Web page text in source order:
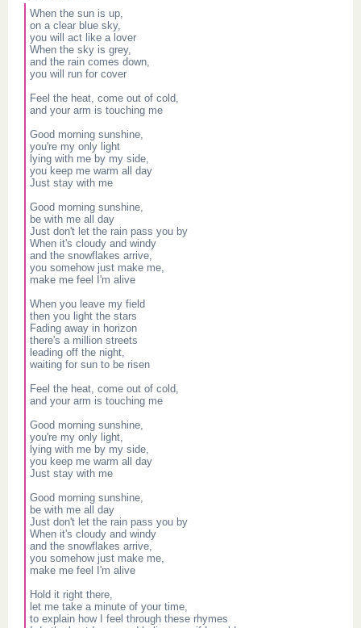
When the sun is up,
on a clear blue sky,
you will act like a lover
When the sky is grey,
and the rain comes down,
you will run for cover
Feel the heat, come out of cold,
and your arm is touching me
Good morning sunshine,
you're my only light
lying with me by my side,
you keep me warm all day
Just stay with me
Good morning sunshine,
be with me all day
Just don't let the rain pass you by
When it's cloudy and windy
and the snowflakes arrive,
you somehow just make me,
make me feel I'm alive
When you leave my field
then you light the stars
Fading away in horizon
there's a million streets
leading off the night,
waiting for sun to be risen
Feel the heat, come out of cold,
and your arm is touching me
Good morning sunshine,
you're my only light,
lying with me by my side,
you keep me warm all day
Just stay with me
Good morning sunshine,
be with me all day
Just don't let the rain pass you by
When it's cloudy and windy
and the snowflakes arrive,
you somehow just make me,
make me feel I'm alive
Hold it right there,
let me take a minute of your time,
to explain how I feel through these rhymes